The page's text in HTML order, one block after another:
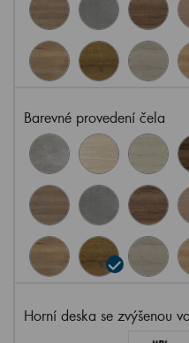
Barevné provedení čela
Horní deska se zvýšenou